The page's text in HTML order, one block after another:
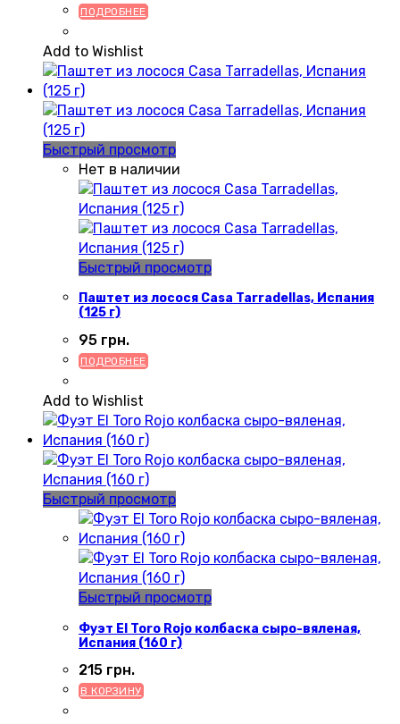
ПОДРОБНЕЕ
Add to Wishlist
Быстрый просмотр
Нет в наличии
Быстрый просмотр
Паштет из лосося Casa Tarradellas, Испания
(125 г)
95 грн.
ПОДРОБНЕЕ
Add to Wishlist
Быстрый просмотр
Быстрый просмотр
Фуэт El Toro Rojo колбаска сыро-вяленая,
Испания (160 г)
215 грн.
В КОРЗИНУ